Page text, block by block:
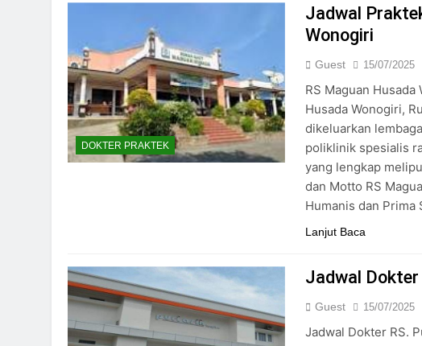
DOKTER PRAKTEK
Jadwal
Wonogiri
Guest 15/07/2025
RS Maguan
Husada Wonogiri,
dikeluarkan
poliklinik spesialis
yang lengkap
dan Motto RS
Humanis dan
Lanjut Baca
Jadwal
Guest 15/07/2025
Jadwal Dokter RS.